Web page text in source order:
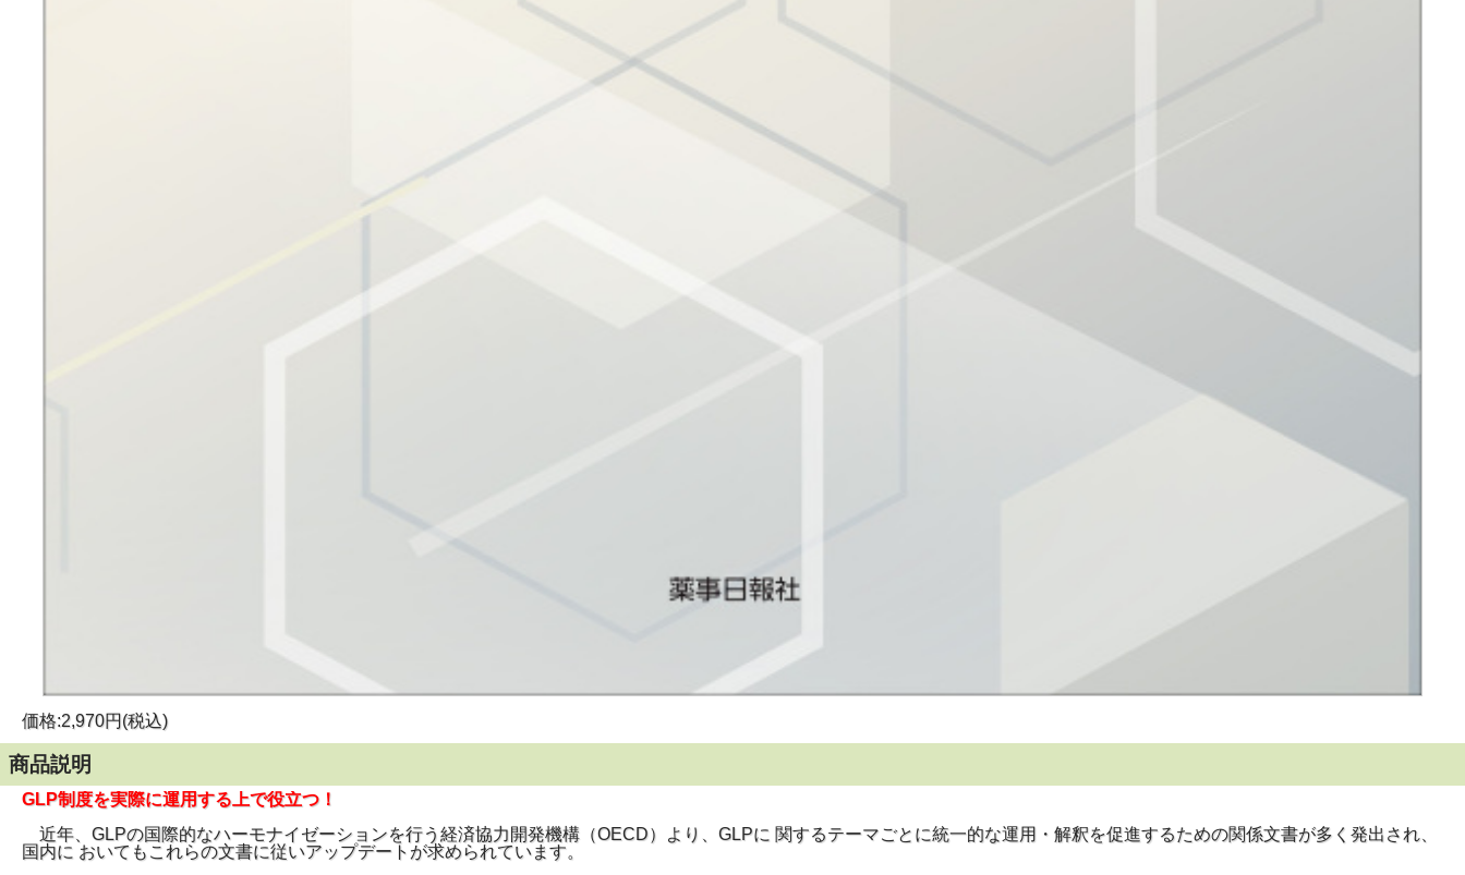
価格:2,970円(税込)
商品説明
GLP制度を実際に運用する上で役立つ！
近年、GLPの国際的なハーモナイゼーションを行う経済協力開発機構（OECD）より、GLPに 関するテーマごとに統一的な運用・解釈を促進するための関係文書が多く発出され、
国内に おいてもこれらの文書に従いアップデートが求められています。